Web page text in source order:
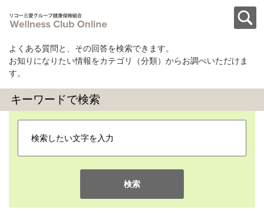
よくある質問と、その回答を検索できます。
お知りになりたい情報をカテゴリ（分類）からお調べいただけま
す。
キーワードで検索
検索